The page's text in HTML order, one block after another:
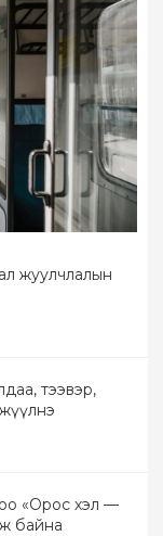
жуулчлалын
тээвэр,
«Орос хэл —
байна